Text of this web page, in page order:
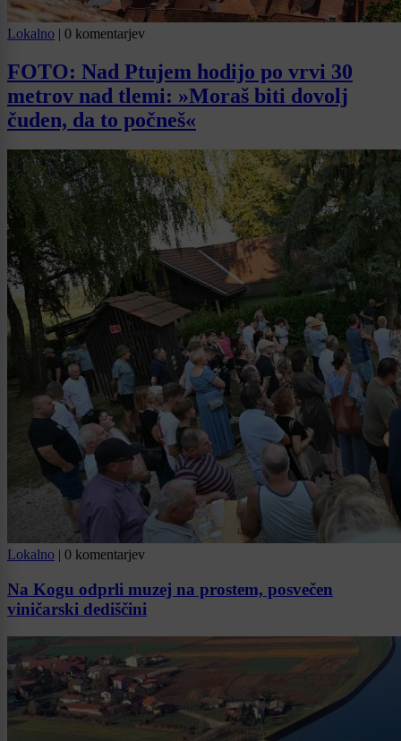
Lokalno | 0 komentarjev
FOTO: Nad Ptujem hodijo po vrvi 30
metrov nad tlemi: »Moraš biti dovolj
čuden, da to počneš«
Lokalno 0 komentarjev
Na Kogu odprli muzej na prostem, posvečen
viničarski dediščini